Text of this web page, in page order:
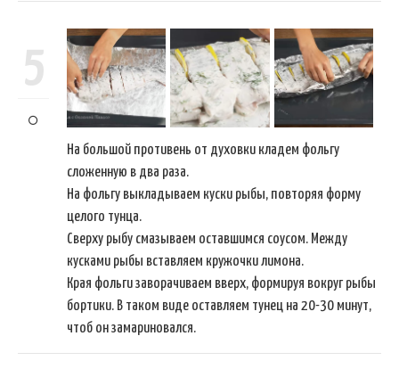
5
На большой противень от духовки кладем фольгу
сложенную в два раза.
На фольгу выкладываем куски рыбы, повторяя форму
целого тунца.
Сверху рыбу смазываем оставшимся соусом. Между
кусками рыбы вставляем кружочки лимона.
Края фольги заворачиваем вверх, формируя вокруг рыбы
бортики. В таком виде оставляем тунец на 20-30 минут,
чтоб он замариновался.